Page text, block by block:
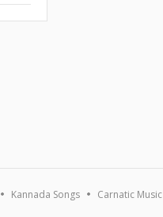
Kannada Songs Carnatic Music